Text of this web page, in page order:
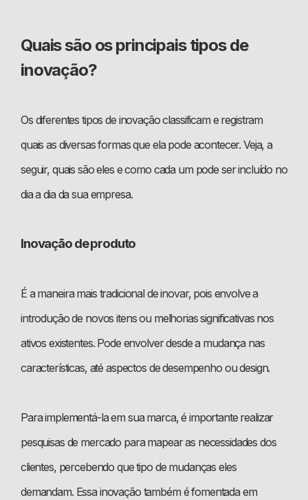
Quais são os principais tipos de
inovação?
Os diferentes tipos de inovação classificam e registram
quais as diversas formas que ela pode acontecer. Veja, a
seguir, quais são eles e como cada um pode ser incluído no
dia a dia da sua empresa.
Inovação de produto
É a maneira mais tradicional de inovar, pois envolve a
introdução de novos itens ou melhorias significativas nos
ativos existentes. Pode envolver desde a mudança nas
características, até aspectos de desempenho ou design.
Para implementá-la em sua marca, é importante realizar
pesquisas de mercado para mapear as necessidades dos
clientes, percebendo que tipo de mudanças eles
demandam. Essa inovação também é fomentada em